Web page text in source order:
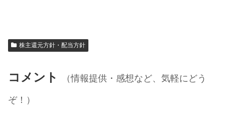
株主還元方針・配当方針
コメント
（情報提供・感想など、気軽にどう
ぞ！）